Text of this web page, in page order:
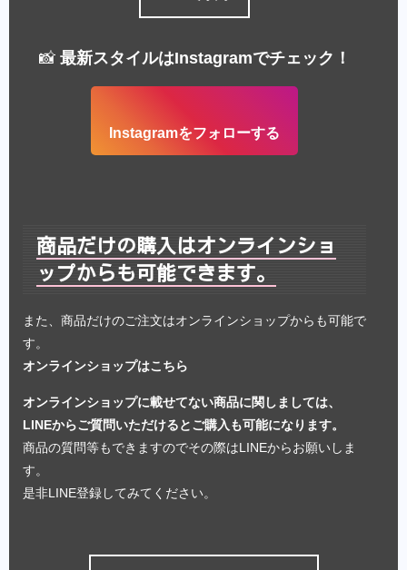
📸 最新スタイルはInstagramでチェック！
Instagramをフォローする
商品だけの購入はオンラインショ
ップからも可能できます。
また、商品だけのご注文はオンラインショップからも可能で
す。
オンラインショップはこちら
オンラインショップに載せてない商品に関しましては、
LINEからご質問いただけるとご購入も可能になります。
商品の質問等もできますのでその際はLINEからお願いしま
す。
是非LINE登録してみてください。